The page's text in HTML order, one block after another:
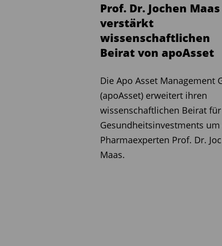
Prof. Dr. Jochen Maas
verstärkt
wissenschaftlichen
Beirat von apoAsset
Die Apo Asset Management
(apoAsset) erweitert ihren
wissenschaftlichen Beirat für
Gesundheitsinvestments um
Pharmaexperten Prof. Dr.
Maas.